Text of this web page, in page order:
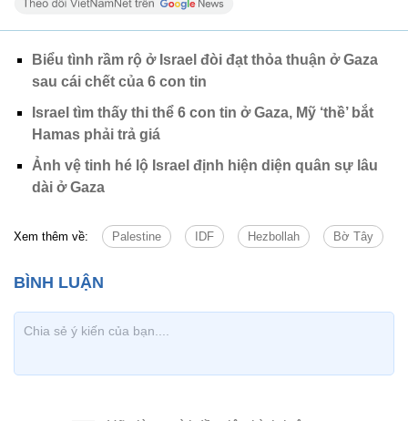
Biểu tình rầm rộ ở Israel đòi đạt thỏa thuận ở Gaza
sau cái chết của 6 con tin
Israel tìm thấy thi thể 6 con tin ở Gaza, Mỹ ‘thề’ bắt
Hamas phải trả giá
Ảnh vệ tinh hé lộ Israel định hiện diện quân sự lâu
dài ở Gaza
Xem thêm về: Palestine IDF Hezbollah Bờ Tây